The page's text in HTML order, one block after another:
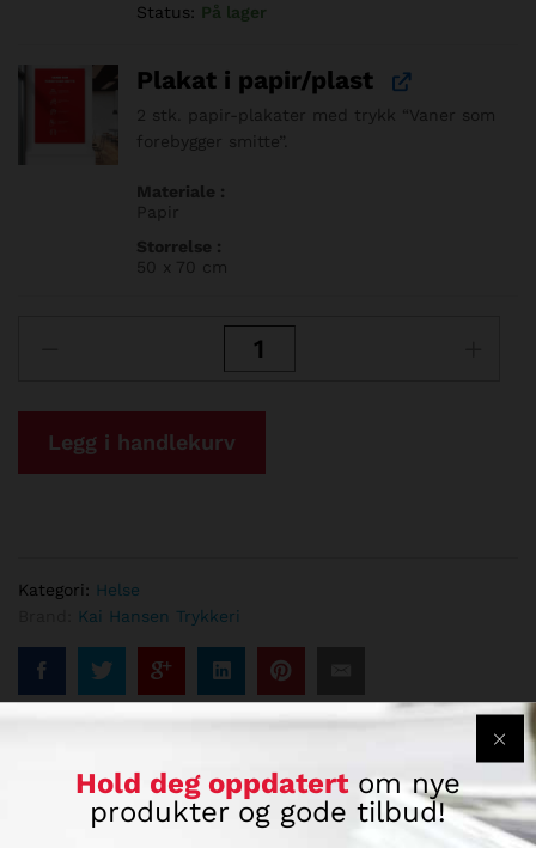
Status: På lager
Plakat i papir/plast
2 stk. papir-plakater med trykk “Vaner som
forebygger smitte”.
Materiale
Papir
Storrelse
50 x 70 cm
Legg i handlekurv
Kategori: Helse
Kai Hansen Trykkeri
Beskrivelse Spesifikasjoner
Hold deg oppdatert om nye
produkter og gode tilbud!